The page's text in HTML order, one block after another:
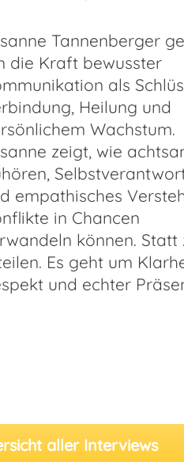
Tannenberger
die Kraft bewusster
als
Heilung und
Wachstum.
zeigt, wie
empathisches
in Chancen
können. Statt
Es geht um
und echter
aller Interviews